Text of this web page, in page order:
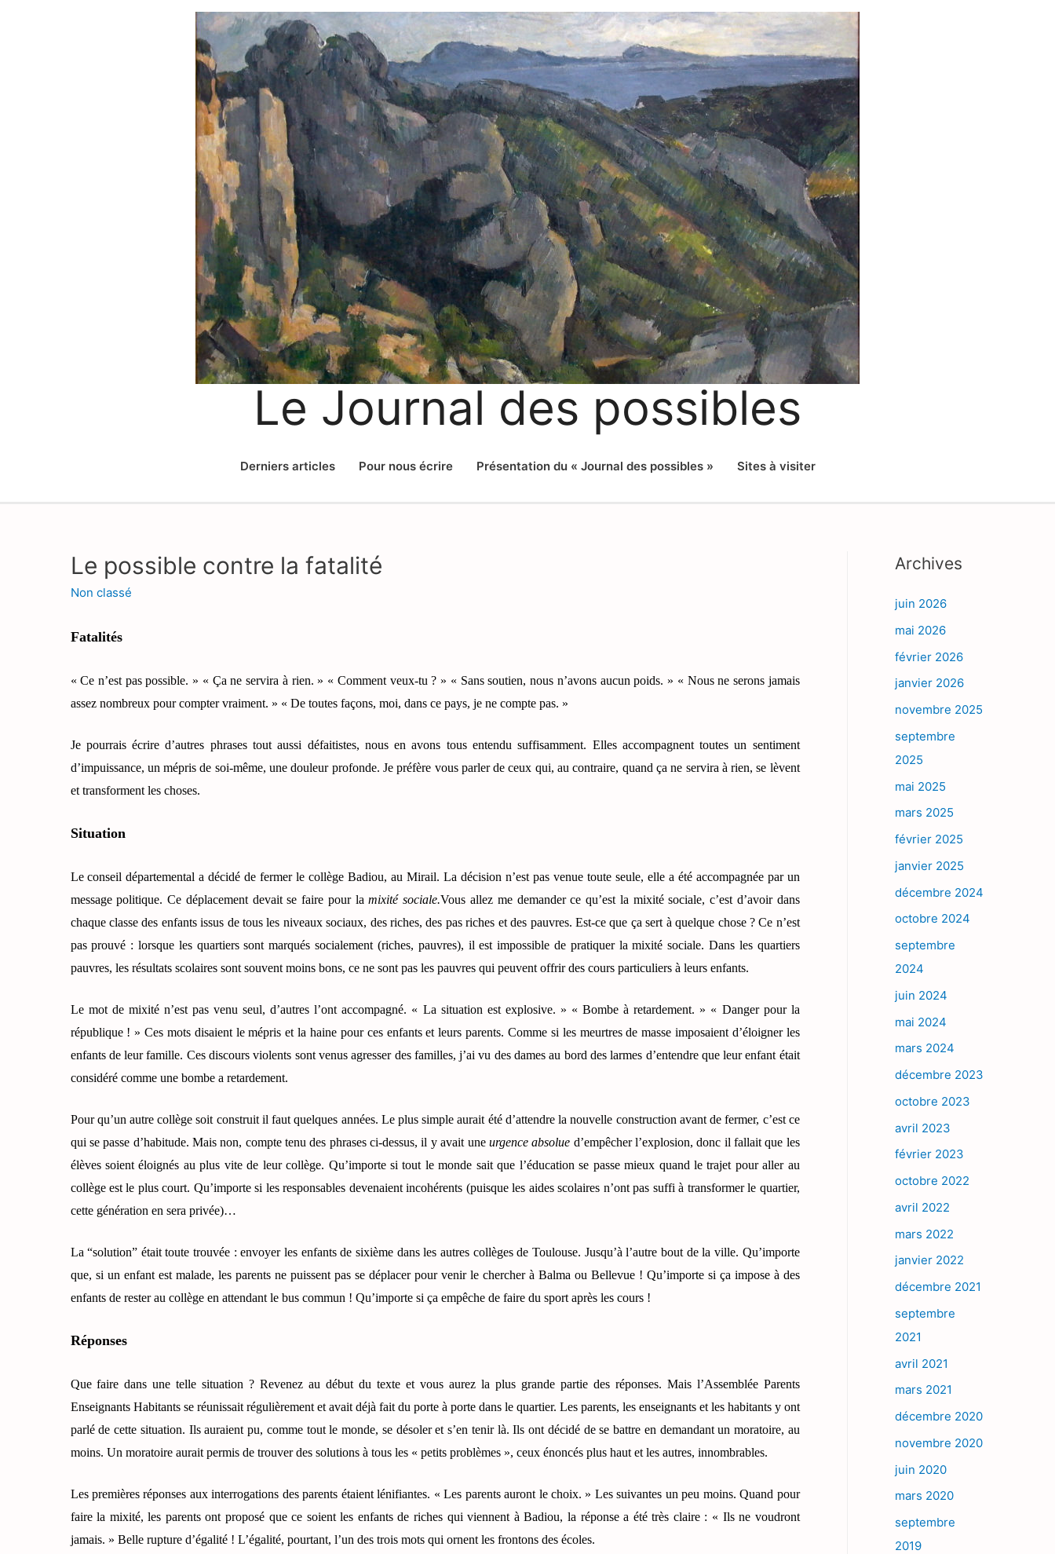
Le Journal des possibles
Derniers articles Pour nous écrire Présentation du « Journal des possibles » Sites à visiter
Le possible contre la fatalité
Non classé
Fatalités
« Ce n’est pas possible. » « Ça ne servira à rien. » « Comment veux-tu ? » « Sans soutien, nous n’avons aucun poids. » « Nous ne serons jamais
assez nombreux pour compter vraiment. » « De toutes façons, moi, dans ce pays, je ne compte pas. »
Je pourrais écrire d’autres phrases tout aussi défaitistes, nous en avons tous entendu suffisamment. Elles accompagnent toutes un sentiment
d’impuissance, un mépris de soi-même, une douleur profonde. Je préfère vous parler de ceux qui, au contraire, quand ça ne servira à rien, se lèvent
et transforment les choses.
Situation
Le conseil départemental a décidé de fermer le collège Badiou, au Mirail. La décision n’est pas venue toute seule, elle a été accompagnée par un
message politique. Ce déplacement devait se faire pour lamixité sociale.Vous allez me demander ce qu’est la mixité sociale, c’est d’avoir dans
chaque classe des enfants issus de tous les niveaux sociaux, des riches, des pas riches et des pauvres. Est-ce que ça sert à quelque chose ? Ce n’est
pas prouvé : lorsque les quartiers sont marqués socialement (riches, pauvres), il est impossible de pratiquer la mixité sociale. Dans les quartiers
pauvres, les résultats scolaires sont souvent moins bons, ce ne sont pas les pauvres qui peuvent offrir des cours particuliers à leurs enfants.
Le mot de mixité n’est pas venu seul, d’autres l’ont accompagné. « La situation est explosive. » « Bombe à retardement. » « Danger pour la
république ! » Ces mots disaient le mépris et la haine pour ces enfants et leurs parents. Comme si les meurtres de masse imposaient d’éloigner les
enfants de leur famille. Ces discours violents sont venus agresser des familles, j’ai vu des dames au bord des larmes d’entendre que leur enfant était
considéré comme une bombe a retardement.
Pour qu’un autre collège soit construit il faut quelques années. Le plus simple aurait été d’attendre la nouvelle construction avant de fermer, c’est ce
qui se passe d’habitude. Mais non, compte tenu des phrases ci-dessus, il y avait une urgence absolue d’empêcher l’explosion, donc il fallait que les
élèves soient éloignés au plus vite de leur collège. Qu’importe si tout le monde sait que l’éducation se passe mieux quand le trajet pour aller au
collège est le plus court. Qu’importe si les responsables devenaient incohérents (puisque les aides scolaires n’ont pas suffi à transformer le quartier,
cette génération en sera privée)…
La “solution” était toute trouvée : envoyer les enfants de sixième dans les autres collèges de Toulouse. Jusqu’à l’autre bout de la ville. Qu’importe
que, si un enfant est malade, les parents ne puissent pas se déplacer pour venir le chercher à Balma ou Bellevue ! Qu’importe si ça impose à des
enfants de rester au collège en attendant le bus commun ! Qu’importe si ça empêche de faire du sport après les cours !
Réponses
Que faire dans une telle situation ? Revenez au début du texte et vous aurez la plus grande partie des réponses. Mais l’Assemblée Parents
Enseignants Habitants se réunissait régulièrement et avait déjà fait du porte à porte dans le quartier. Les parents, les enseignants et les habitants y ont
parlé de cette situation. Ils auraient pu, comme tout le monde, se désoler et s’en tenir là. Ils ont décidé de se battre en demandant un moratoire, au
moins. Un moratoire aurait permis de trouver des solutions à tous les « petits problèmes », ceux énoncés plus haut et les autres, innombrables.
Les premières réponses aux interrogations des parents étaient lénifiantes. « Les parents auront le choix. » Les suivantes un peu moins. Quand pour
faire la mixité, les parents ont proposé que ce soient les enfants de riches qui viennent à Badiou, la réponse a été très claire : « Ils ne voudront
jamais. » Belle rupture d’égalité ! L’égalité, pourtant, l’un des trois mots qui ornent les frontons des écoles.
Archives
juin 2026
mai 2026
février 2026
janvier 2026
novembre 2025
septembre
2025
mai 2025
mars 2025
février 2025
janvier 2025
décembre 2024
octobre 2024
septembre
2024
juin 2024
mai 2024
mars 2024
décembre 2023
octobre 2023
avril 2023
février 2023
octobre 2022
avril 2022
mars 2022
janvier 2022
décembre 2021
septembre
2021
avril 2021
mars 2021
décembre 2020
novembre 2020
juin 2020
mars 2020
septembre
2019